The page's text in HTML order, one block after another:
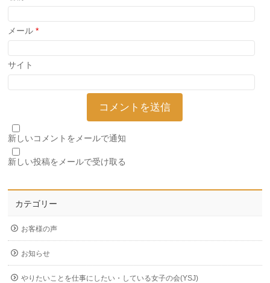
メール*
サイト
新しいコメントをメールで通知
新しい投稿をメールで受け取る
カテゴリー
お客様の声
お知らせ
やりたいことを仕事にしたい・している女子の会(YSJ)